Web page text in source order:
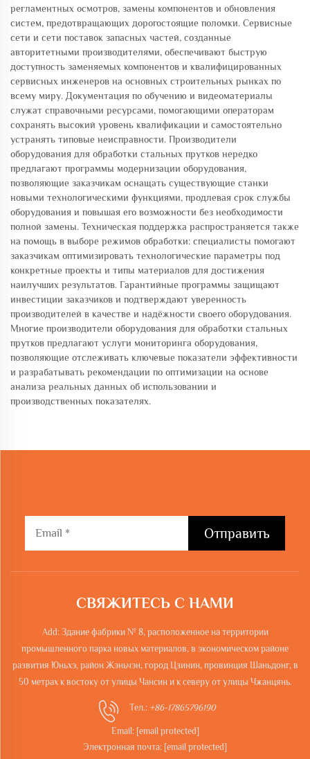
регламентных осмотров, замены компонентов и обновления
систем, предотвращающих дорогостоящие поломки. Сервисные
сети и сети поставок запасных частей, созданные
авторитетными производителями, обеспечивают быструю
доступность заменяемых компонентов и квалифицированных
сервисных инженеров на основных строительных рынках по
всему миру. Документация по обучению и видеоматериалы
служат справочными ресурсами, помогающими операторам
сохранять высокий уровень квалификации и самостоятельно
устранять типовые неисправности. Производители
оборудования для обработки стальных прутков нередко
предлагают программы модернизации оборудования,
позволяющие заказчикам оснащать существующие станки
новыми технологическими функциями, продлевая срок службы
оборудования и повышая его возможности без необходимости
полной замены. Техническая поддержка распространяется также
на помощь в выборе режимов обработки: специалисты помогают
заказчикам оптимизировать технологические параметры под
конкретные проекты и типы материалов для достижения
наилучших результатов. Гарантийные программы защищают
инвестиции заказчиков и подтверждают уверенность
производителей в качестве и надёжности своего оборудования.
Многие производители оборудования для обработки стальных
прутков предлагают услуги мониторинга оборудования,
позволяющие отслеживать ключевые показатели эффективности
и разрабатывать рекомендации по оптимизации на основе
анализа реальных данных об использовании и
производственных показателях.
Отправить
СВЯЖИТЕСЬ С НАМИ
Add: Здание фабрики № 8, расположенное на территории
промышленного парка новых материалов, в экономическом районе
развития Юньхэ, район Жэньчэн, город Цзинин, провинция Шаньдонг, в
50 метрах к востоку от улицы Чансин и к северу от улицы Чжанцянь.
Тел.: +86-17865796190
Email: [email protected]
Электронная почта: [email protected]